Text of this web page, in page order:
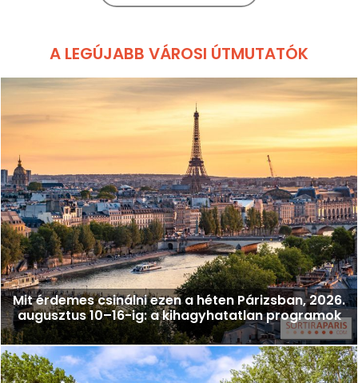
A LEGÚJABB VÁROSI ÚTMUTATÓK
Mit érdemes csinálni ezen a héten Párizsban, 2026.
augusztus 10–16-ig: a kihagyhatatlan programok